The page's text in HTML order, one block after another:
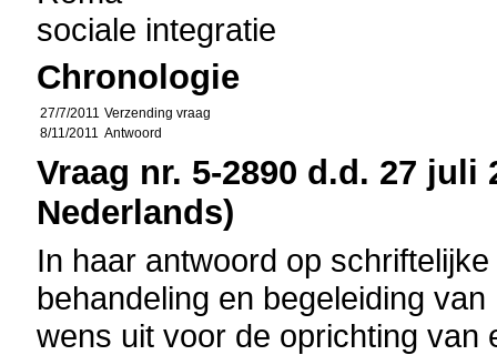
sociale integratie
Chronologie
27/7/2011 Verzending vraag
8/11/2011 Antwoord
Vraag nr. 5-2890 d.d. 27 juli
Nederlands)
In haar antwoord op
behandeling en begeleiding
wens uit voor de oprichting van